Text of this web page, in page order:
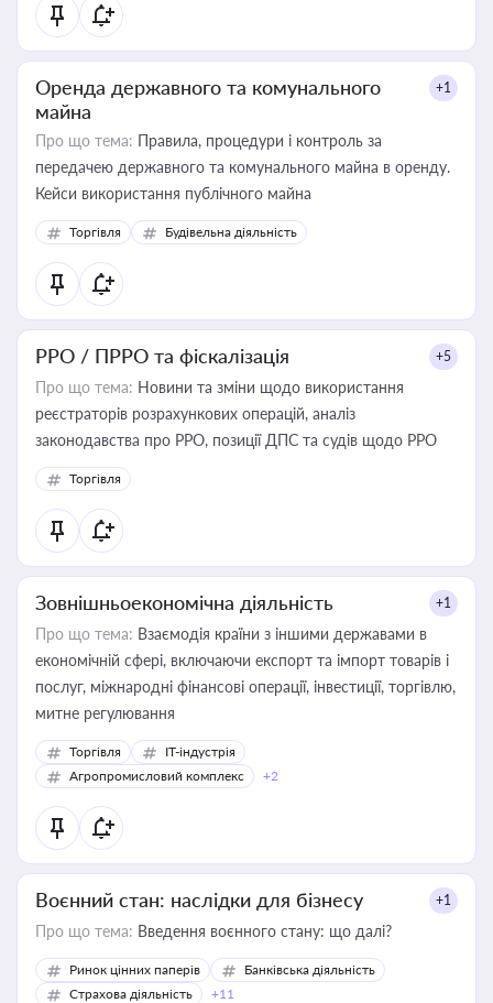
Оренда державного та комунального
майна
+1
Про що тема: Правила, процедури і контроль за
передачею державного та комунального майна в оренду.
Кейси використання публічного майна
Торгівля Будівельна діяльність
РРО / ПРРО та фіскалізація +5
Про що тема: Новини та зміни щодо використання
реєстраторів розрахункових операцій, аналіз
законодавства про РРО, позиції ДПС та судів щодо РРО
Торгівля
Зовнішньоекономічна діяльність +1
Про що тема: Взаємодія країни з іншими державами в
економічній сфері, включаючи експорт та імпорт товарів і
послуг, міжнародні фінансові операції, інвестиції, торгівлю,
митне регулювання
Торгівля
IT-індустрія
Агропромисловий комплекс
+2
Воєнний стан: наслідки для бізнесу +1
Про що тема: Введення воєнного стану: що далі?
Ринок цінних паперів
Банківська діяльність
Страхова діяльність
+11